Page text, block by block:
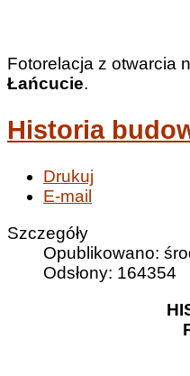
Fotorelacja z otwarcia
Łańcucie.
Historia
Drukuj
E-mail
Szczegóły
Opublikowano:
Odsłony: 164354